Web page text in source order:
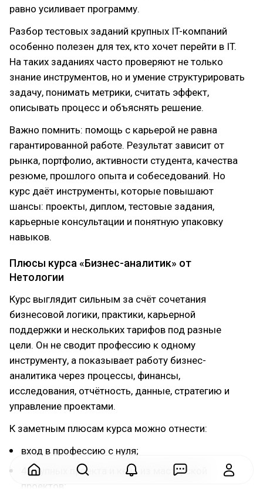
равно усиливает программу.
Разбор тестовых заданий крупных IT-компаний
особенно полезен для тех, кто хочет перейти в IT.
На таких заданиях часто проверяют не только
знание инструментов, но и умение структурировать
задачу, понимать метрики, считать эффект,
описывать процесс и объяснять решение.
Важно помнить: помощь с карьерой не равна
гарантированной работе. Результат зависит от
рынка, портфолио, активности студента, качества
резюме, прошлого опыта и собеседований. Но
курс даёт инструменты, которые повышают
шансы: проекты, диплом, тестовые задания,
карьерные консультации и понятную упаковку
навыков.
Плюсы курса «Бизнес-аналитик» от
Нетологии
Курс выглядит сильным за счёт сочетания
бизнесовой логики, практики, карьерной
поддержки и нескольких тарифов под разные
цели. Он не сводит профессию к одному
инструменту, а показывает работу бизнес-
аналитика через процессы, финансы,
исследования, отчётность, данные, стратегию и
управление проектами.
К заметным плюсам курса можно отнести:
вход в профессию с нуля;
4 крупных проекта и кейс из мастерской
проектов;